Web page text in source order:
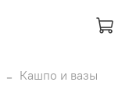
Кашпо и вазы